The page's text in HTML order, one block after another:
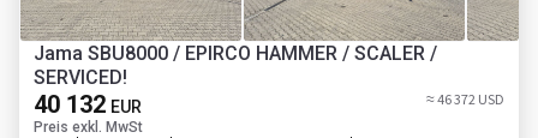
Jama SBU8000 / EPIRCO HAMMER / SCALER /
SERVICED!
40 132 EUR
Preis exkl. MwSt
≈ 46 372 USD